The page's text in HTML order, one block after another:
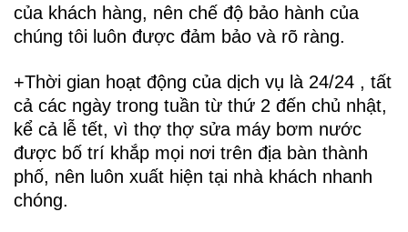
của khách hàng, nên chế độ bảo hành của
chúng tôi luôn được đảm bảo và rõ ràng.
+Thời gian hoạt động của dịch vụ là 24/24 , tất
cả các ngày trong tuần từ thứ 2 đến chủ nhật,
kể cả lễ tết, vì thợ thợ sửa máy bơm nước
được bố trí khắp mọi nơi trên địa bàn thành
phố, nên luôn xuất hiện tại nhà khách nhanh
chóng.